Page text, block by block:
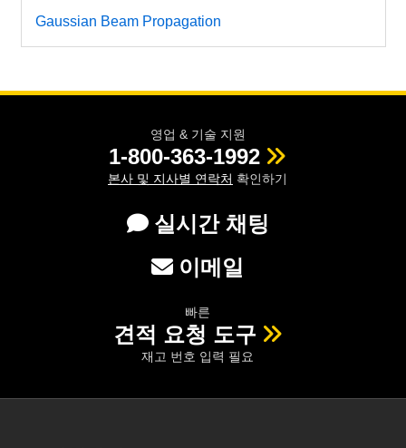
Gaussian Beam Propagation
영업 & 기술 지원
1-800-363-1992
본사 및 지사별 연락처 확인하기
실시간 채팅
이메일
빠른
견적 요청 도구
재고 번호 입력 필요